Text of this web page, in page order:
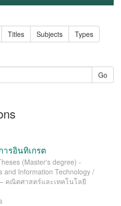
Titles Subjects Types
Go
รอินทิเกรต
(Master's degree) -
and Information Technology /
คณิตศาสตร์และเทคโนโลยี